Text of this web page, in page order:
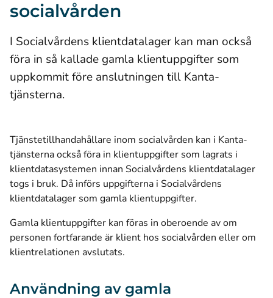
socialvården
I Socialvårdens klientdatalager kan man också
föra in så kallade gamla klientuppgifter som
uppkommit före anslutningen till Kanta-
tjänsterna.
Tjänstetillhandahållare inom socialvården kan i Kanta-
tjänsterna också föra in klientuppgifter som lagrats i
klientdatasystemen innan Socialvårdens klientdatalager
togs i bruk. Då införs uppgifterna i Socialvårdens
klientdatalager som gamla klientuppgifter.
Gamla klientuppgifter kan föras in oberoende av om
personen fortfarande är klient hos socialvården eller om
klientrelationen avslutats.
Användning av gamla